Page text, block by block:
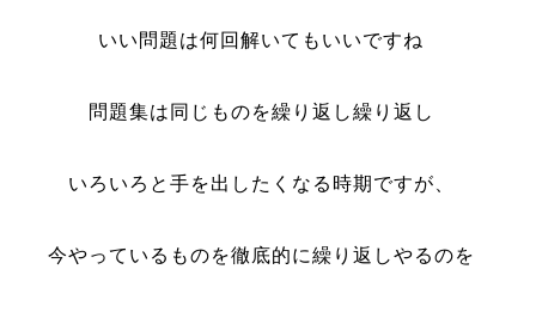
いい問題は何回解いてもいいですね
問題集は同じものを繰り返し繰り返し
いろいろと手を出したくなる時期ですが、
今やっているものを徹底的に繰り返しやるのを